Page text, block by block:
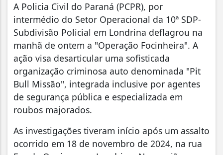
A Policia Civil do Paraná (PCPR), por
intermédio do Setor Operacional da 10ª SDP-
Subdivisão Policial em Londrina deflagrou na
manhã de ontem a "Operação Focinheira". A
ação visa desarticular uma sofisticada
organização criminosa auto denominada "Pit
Bull Missão", integrada inclusive por agentes
de segurança pública e especializada em
roubos majorados.
As investigações tiveram início após um assalto
ocorrido em 18 de novembro de 2024, na rua